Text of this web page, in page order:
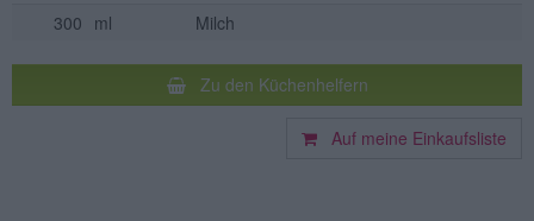
300 ml Milch
Zu den Küchenhelfern
Auf meine Einkaufsliste